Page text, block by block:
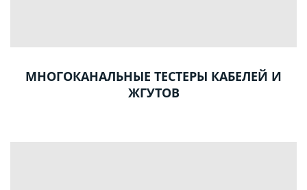
МНОГОКАНАЛЬНЫЕ ТЕСТЕРЫ КАБЕЛЕЙ И
ЖГУТОВ